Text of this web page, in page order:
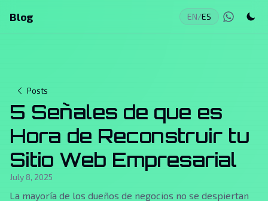
Blog EN/ES
Posts
5 Señales de que es
Hora de Reconstruir tu
Sitio Web Empresarial
July 8, 2025
La mayoría de los dueños de negocios no se despiertan